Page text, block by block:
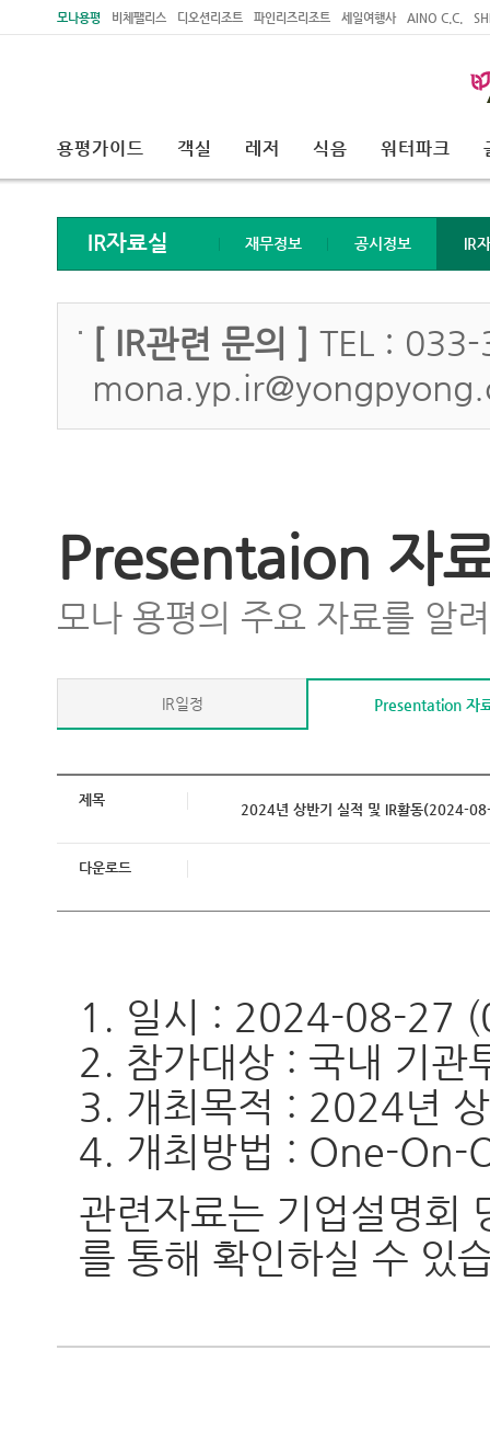
모나용평 비체팰리스 디오션리조트 파인리즈리조트 세일여행사 AINO C.C.
용평가이드 객실 레저 식음 워터파크
IR자료실 재무정보 공시정보 IR
[ IR관련 문의 ] TEL :
Presentaion 자
모나 용평의 주요 자료를 알
IR일정 Presentation 자
제목
2024년 상반기 실적 및 IR활동(2024-
다운로드
1. 일시 : 2024-08-27
2. 참가대상 : 국내 기관
3. 개최목적 : 2024년
4. 개최방법 : One-On-
관련자료는 기업설명회
를 통해 확인하실 수 있